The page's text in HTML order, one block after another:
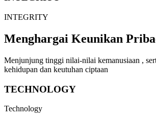
INTEGRITY
Menghargai Keunikan
Menjunjung tinggi nilai-nilai kemanusiaan ,
kehidupan dan keutuhan ciptaan
TECHNOLOGY
Technology